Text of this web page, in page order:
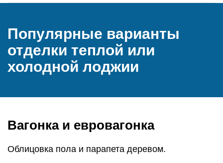
Популярные варианты
отделки теплой или
холодной лоджии
Вагонка и евровагонка
Облицовка пола и парапета деревом.